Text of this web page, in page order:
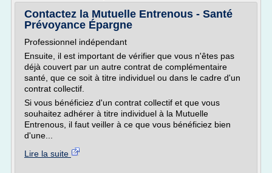
Contactez la Mutuelle Entrenous - Santé
Prévoyance Épargne
Professionnel indépendant
Ensuite, il est important de vérifier que vous n'êtes pas
déjà couvert par un autre contrat de complémentaire
santé, que ce soit à titre individuel ou dans le cadre d'un
contrat collectif.
Si vous bénéficiez d'un contrat collectif et que vous
souhaitez adhérer à titre individuel à la Mutuelle
Entrenous, il faut veiller à ce que vous bénéficiez bien
d'une...
Lire la suite